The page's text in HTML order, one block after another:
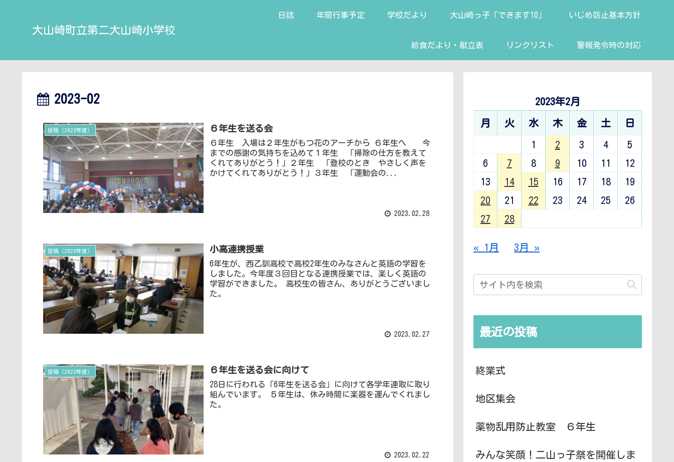
大山崎町立第二大山崎小学校
日誌 年間行事予定 学校だより 大山崎っ子「できます10」 いじめ防止基本方針
給食だより・献立表 リンクリスト 警報発令時の対応
2023-02
投稿（2023年度） ６年生を送る会
６年生 入場は２年生がもつ花のアーチから ６年生へ 今
までの感謝の気持ちを込めて１年生 「掃除の仕方を教えて
くれてありがとう！」２年生 「登校のとき やさしく声を
かけてくれてありがとう！」３年生 「運動会の...
2023.02.28
投稿（2023年度） 小高連携授業
6年生が、西乙訓高校で高校2年生のみなさんと英語の学習を
しました。今年度３回目となる連携授業では、楽しく英語の
学習ができました。 高校生の皆さん、ありがとうございまし
た。
2023.02.27
投稿（2023年度） ６年生を送る会に向けて
28日に行われる「6年生を送る会」に向けて各学年連取に取り
組んでいます。 ５年生は、休み時間に楽器を運んでくれまし
た。
2023.02.22
2023年2月
月 火 水 木 金 土 日
1 2 3 4
5
6
7 8 9 10 11
12
13
14 15 16 17 18
19
20
21 22 23 24 25
26
27
28
« 1月 3月 »
最近の投稿
終業式
地区集会
薬物乱用防止教室 ６年生
みんな笑顔！二山っ子祭を開催しま